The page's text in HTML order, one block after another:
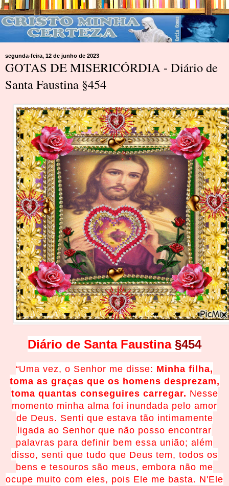
segunda-feira, 12 de junho de 2023
GOTAS DE MISERICÓRDIA - Diário de
Santa Faustina §454
Diário de Santa Faustina §454
“Uma vez, o Senhor me disse: Minha filha,
toma as graças que os homens desprezam,
toma quantas conseguires carregar. Nesse
momento minha alma foi inundada pelo amor
de Deus. Senti que estava tão intimamente
ligada ao Senhor que não posso encontrar
palavras para definir bem essa união; além
disso, senti que tudo que Deus tem, todos os
bens e tesouros são meus, embora não me
ocupe muito com eles, pois Ele me basta. N'Ele